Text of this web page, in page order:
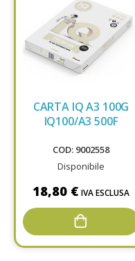
CARTA IQ A3 100G
IQ100/A3 500F
COD: 9002558
Disponibile
18,80 € IVA ESCLUSA